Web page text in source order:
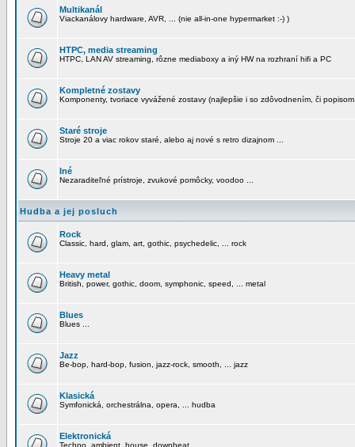
Multikanál
Viackanálovy hardware, AVR, ... (nie all-in-one hypermarket :-) )
HTPC, media streaming
HTPC, LAN AV streaming, rôzne mediaboxy a iný HW na rozhraní hifi a PC
Kompletné zostavy
Komponenty, tvoriace vyvážené zostavy (najlepšie i so zdôvodnením, či
Staré stroje
Stroje 20 a viac rokov staré, alebo aj nové s retro dizajnom ...
Iné
Nezaraditeľné prístroje, zvukové pomôcky, voodoo ...
Hudba a jej posluch
Rock
Classic, hard, glam, art, gothic, psychedelic, ... rock
Heavy metal
British, power, gothic, doom, symphonic, speed, ... metal
Blues
Blues ...
Jazz
Be-bop, hard-bop, fusion, jazz-rock, smooth, ... jazz
Klasická
Symfonická, orchestrálna, opera, ... hudba
Elektronická
Techno, ambient, house, downbeat, ...